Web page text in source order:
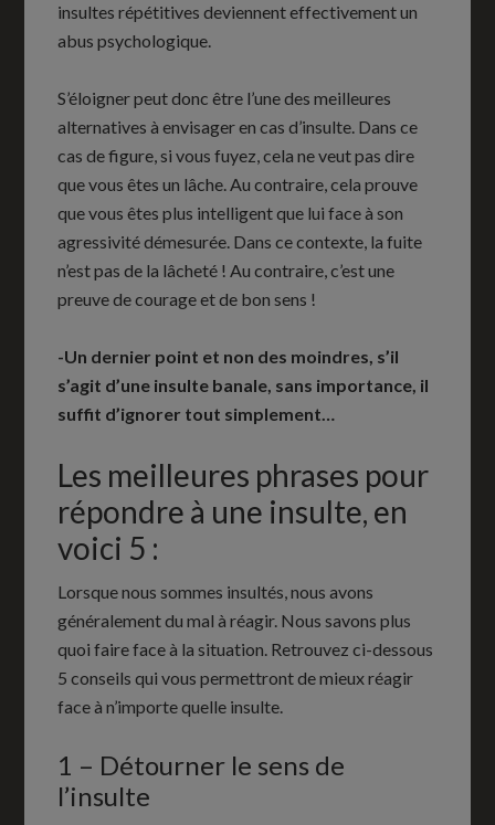
insultes répétitives deviennent effectivement un
abus psychologique.
S’éloigner peut donc être l’une des meilleures
alternatives à envisager en cas d’insulte. Dans ce
cas de figure, si vous fuyez, cela ne veut pas dire
que vous êtes un lâche. Au contraire, cela prouve
que vous êtes plus intelligent que lui face à son
agressivité démesurée. Dans ce contexte, la fuite
n’est pas de la lâcheté ! Au contraire, c’est une
preuve de courage et de bon sens !
-Un dernier point et non des moindres, s’il
s’agit d’une insulte banale, sans importance, il
suffit d’ignorer tout simplement…
Les meilleures phrases pour
répondre à une insulte, en
voici 5 :
Lorsque nous sommes insultés, nous avons
généralement du mal à réagir. Nous savons plus
quoi faire face à la situation. Retrouvez ci-dessous
5 conseils qui vous permettront de mieux réagir
face à n’importe quelle insulte.
1 – Détourner le sens de
l’insulte